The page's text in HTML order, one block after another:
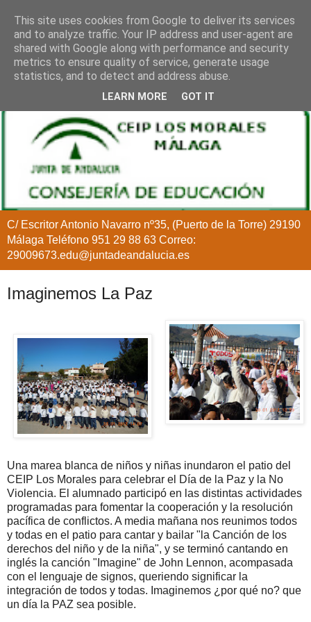
C/ Escritor Antonio Navarro nº35, (Puerto de la Torre) 29190
Málaga Teléfono 951 29 88 63 Correo:
29009673.edu@juntadeandalucia.es
Imaginemos La Paz
Una marea blanca de niños y niñas inundaron el patio del
CEIP Los Morales para celebrar el Día de la Paz y la No
Violencia. El alumnado participó en las distintas actividades
programadas para fomentar la cooperación y la resolución
pacífica de conflictos. A media mañana nos reunimos todos
y todas en el patio para cantar y bailar "la Canción de los
derechos del niño y de la niña", y se terminó cantando en
inglés la canción "Imagine" de John Lennon, acompasada
con el lenguaje de signos, queriendo significar la
integración de todos y todas. Imaginemos ¿por qué no? que
un día la PAZ sea posible.
This site uses cookies from Google to deliver its services
and to analyze traffic. Your IP address and user-agent are
shared with Google along with performance and security
metrics to ensure quality of service, generate usage
statistics, and to detect and address abuse.
LEARN MORE GOT IT